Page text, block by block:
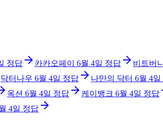
정답 카카오페이 6월 4일 정답 비트버니
닥터나우 6월 4일 정답 나만의 닥터 6월 4일
옥션 6월 4일 정답 케이뱅크 6월 4일 정답
4일 정답